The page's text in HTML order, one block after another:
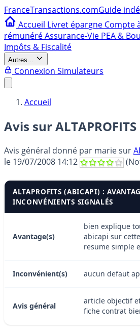
FranceTransactions.comGuide
Accueil Livret épargne Compte
rémunéréAssurance-Vie PEA &
Impôts & Fiscalité
Autres...
Connexion Simulateurs
Accueil
Avis sur
Avis général donné par mariesur
le 19/07/2008 14:12
ALTAPROFITS (ABICAPI) :
INCONVÉNIENTS SIGNALÉS
Avantage(s)
bien explique
abicapi sur
resume simple
Inconvénient(s) aucun defaut
Avis général
article objectif
fiche contrat